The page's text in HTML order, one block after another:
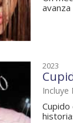
2023
Incluye